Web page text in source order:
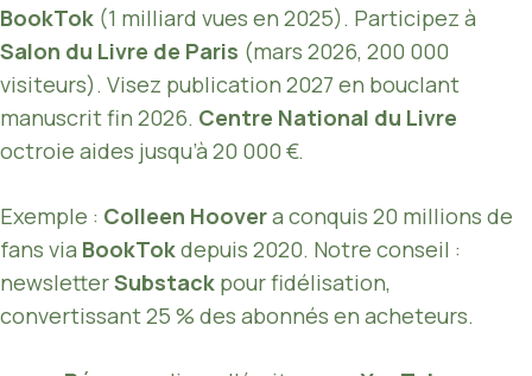
BookTok (1 milliard vues en 2025). Participez à
Salon du Livre de Paris (mars 2026, 200 000
visiteurs). Visez publication 2027 en bouclant
manuscrit fin 2026. Centre National du Livre
octroie aides jusqu’à 20 000 €.
Exemple : Colleen Hoovera conquis 20 millions de
fans via BookTokdepuis 2020. Notre conseil :
newsletterSubstack pour fidélisation,
convertissant 25 % des abonnés en acheteurs.